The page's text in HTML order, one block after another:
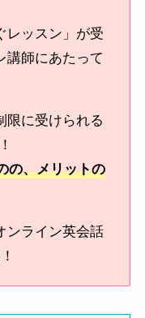
レッスン」が受
講師にあたって
限に受けられる
の、メリットの
ンライン英会話